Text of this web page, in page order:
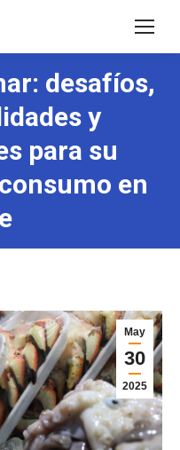
desafíos,
y
para su
en
May
30
2025